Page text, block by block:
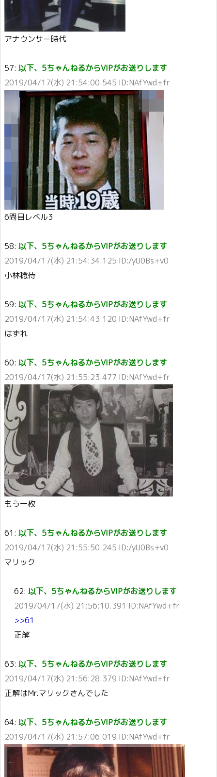
アナウンサー時代
57: 以下、5ちゃんねるからVIPがお送りします
2019/04/17(水) 21:54:00.545 ID:NAfYwd+fr
6問目レベル3
58: 以下、5ちゃんねるからVIPがお送りします
2019/04/17(水) 21:54:34.125 ID:/yU0Bs+v0
小林稔侍
59: 以下、5ちゃんねるからVIPがお送りします
2019/04/17(水) 21:54:43.120 ID:NAfYwd+fr
はずれ
60: 以下、5ちゃんねるからVIPがお送りします
2019/04/17(水) 21:55:23.477 ID:NAfYwd+fr
もう一枚
61: 以下、5ちゃんねるからVIPがお送りします
2019/04/17(水) 21:55:50.245 ID:/yU0Bs+v0
マリック
62: 以下、5ちゃんねるからVIPがお送りします
2019/04/17(水) 21:56:10.391 ID:NAfYwd+fr
>>61
正解
63: 以下、5ちゃんねるからVIPがお送りします
2019/04/17(水) 21:56:28.379 ID:NAfYwd+fr
正解はMr.マリックさんでした
64: 以下、5ちゃんねるからVIPがお送りします
2019/04/17(水) 21:57:06.019 ID:NAfYwd+fr